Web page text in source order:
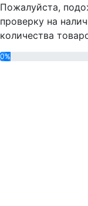
Пожалуйста,
проверку на
количества
0%